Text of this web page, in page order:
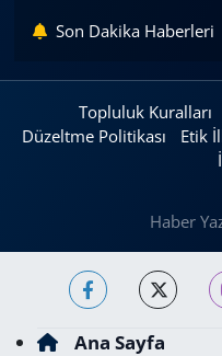
Son Dakika Haberleri
Topluluk Kuralları
Düzeltme Politikası
Etik
Haber
Ana Sayfa